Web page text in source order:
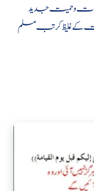
و حمیتجدید
کے غلیظ کرتبمسلم